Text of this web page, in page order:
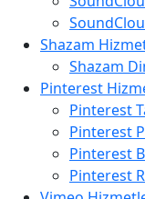
Shazam
Shazam
Pinterest
Pinterest
Pinterest
Pinterest
Pinterest